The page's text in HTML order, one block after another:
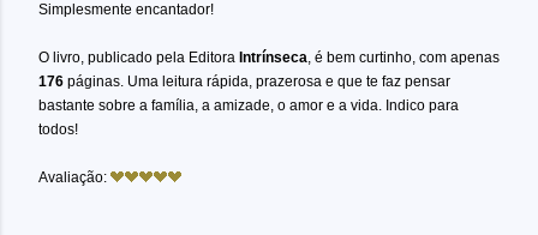
Simplesmente encantador!
O livro, publicado pela Editora Intrínseca, é bem curtinho, com apenas
176 páginas. Uma leitura rápida, prazerosa e que te faz pensar
bastante sobre a família, a amizade, o amor e a vida. Indico para
todos!
Avaliação: